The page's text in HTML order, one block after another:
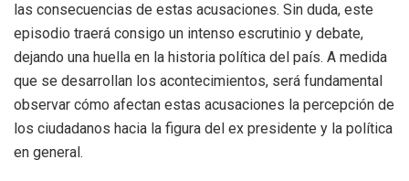
las consecuencias de estas acusaciones. Sin duda, este
episodio traerá consigo un intenso escrutinio y debate,
dejando una huella en la historia política del país. A medida
que se desarrollan los acontecimientos, será fundamental
observar cómo afectan estas acusaciones la percepción de
los ciudadanos hacia la figura del ex presidente y la política
en general.